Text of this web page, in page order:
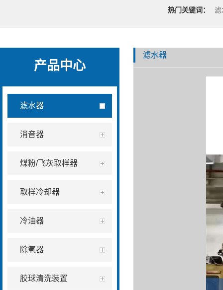
热门关键词： 滤
产品中心
滤水器
消音器
煤粉/飞灰取样器
取样冷却器
冷油器
除氧器
胶球清洗装置
滤水器